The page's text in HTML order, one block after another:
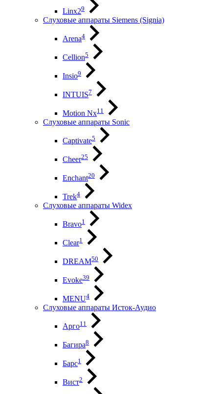
Linx29
Слуховые аппараты Siemens (Signia)
Arena4
Cellion5
Insio9
INTUIS7
Motion Nx11
Слуховые аппараты Sonic
Captivate5
Cheer25
Enchant20
Trek4
Слуховые аппараты Widex
Bravo1
Clear1
DREAM50
Evoke39
MENU4
Слуховые аппараты Исток-Аудио
Арго11
Багира8
Барс1
Вист2